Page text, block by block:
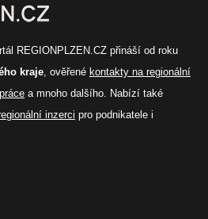
REGIONPLZEN.CZ přináší od roku
kraje, ověřené kontakty na regionální
a mnoho dalšího. Nabízí také
inzerci pro podnikatele i